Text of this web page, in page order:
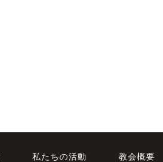
私たちの活動 教会概要